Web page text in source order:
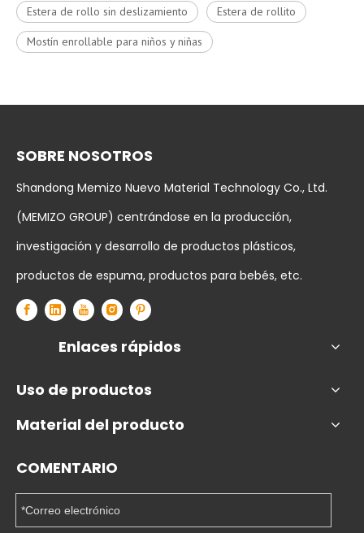
Estera de rollo sin deslizamiento Estera de rollito
Mostín enrollable para niños y niñas
SOBRE NOSOTROS
Shandong Memizo Nuevo Material Technology Co., Ltd.
(MEMIZO GROUP) centrándose en la producción,
investigación y desarrollo de productos plásticos,
productos de espuma, productos para bebés, etc.
Enlaces rápidos
Uso de productos
Material del producto
COMENTARIO